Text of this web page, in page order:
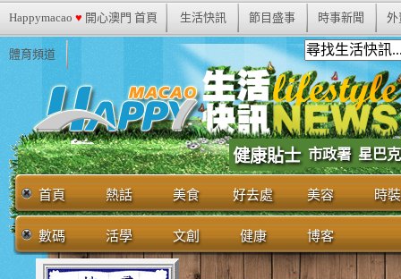
Happymacao ♥ 開心澳門 首頁 生活快訊 節目盛事 時事新聞 外
體育頻道
健康貼士 市政署 星巴克
首頁 熱話 美食 好去處 美容 時裝
數碼 活學 文創 健康 博客